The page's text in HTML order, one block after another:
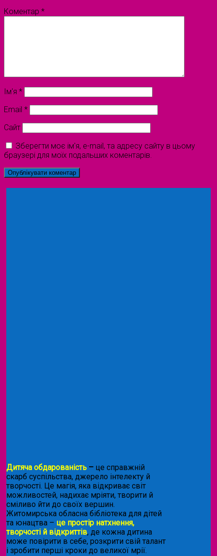
Коментар *
Ім'я *
Email *
Сайт
Зберегти моє ім'я, e-mail, та адресу сайту в цьому
браузері для моїх подальших коментарів.
Дитяча обдарованість – це справжній
скарб суспільства, джерело інтелекту й
творчості. Це магія, яка відкриває світ
можливостей, надихає мріяти, творити й
сміливо йти до своїх вершин.
Житомирська обласна бібліотека для дітей
та юнацтва – це простір натхнення,
творчості й відкриттів, де кожна дитина
може повірити в себе, розкрити свій талант
і зробити перші кроки до великої мрії.